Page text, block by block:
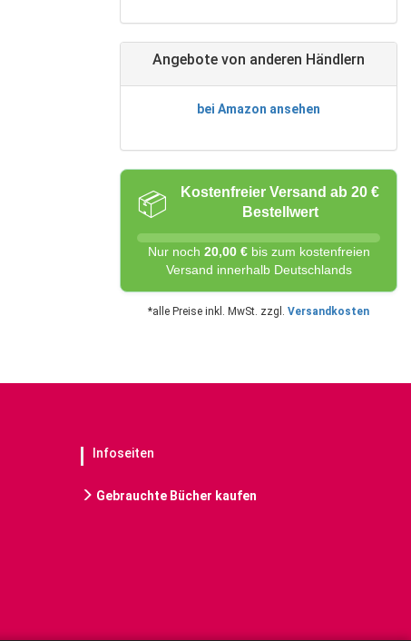
Angebote von anderen Händlern
bei Amazon ansehen
📦
Kostenfreier Versand ab 20 €
Bestellwert
Nur noch 20,00 €bis zum kostenfreien
Versand innerhalb Deutschlands
*alle Preise inkl. MwSt. zzgl. Versandkosten
Infoseiten
Gebrauchte Bücher kaufen